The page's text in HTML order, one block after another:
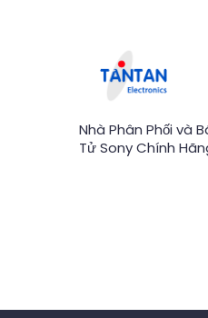
Nhà Phân Phối và
Tử Sony Chính